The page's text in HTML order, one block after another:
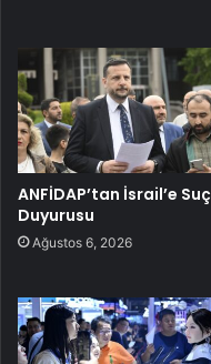
ANFİDAP’tan İsrail’e Suç
Duyurusu
Ağustos 6, 2026